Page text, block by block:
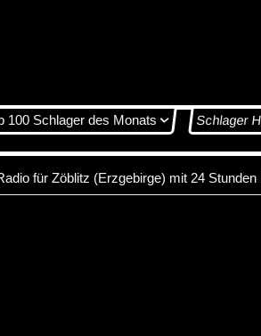
100 Schlager des Monats Schlager
für Zöblitz (Erzgebirge) mit 24